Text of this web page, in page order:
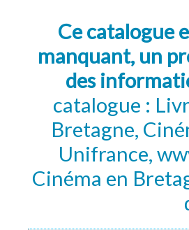
Ce catalogue
manquant, un
des
catalogue :
Bretagne,
Unifrance,
Cinéma en